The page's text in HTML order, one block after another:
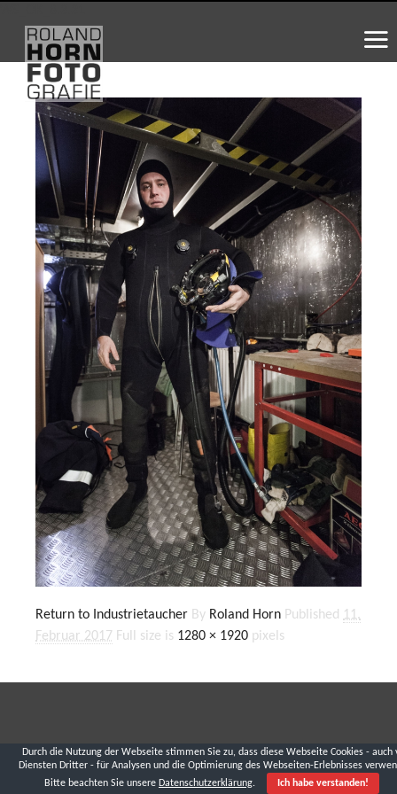
Return to Industrietaucher By Roland Horn Published 11.
Februar 2017 Full size is 1280 × 1920 pixels
Durch die Nutzung der Webseite stimmen Sie zu, dass diese Webseite Cookies - auch
Diensten Dritter - für Analysen und die Optimierung des Webseiten-Erlebnisses
Bitte beachten Sie unsere Datenschutzerklärung. Ich habe verstanden!